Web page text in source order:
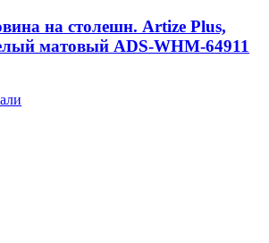
на столешн. Artize Plus,
матовый ADS-WHM-64911